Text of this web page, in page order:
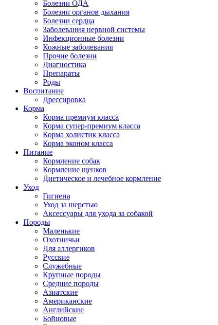
Болезни ОДА
Болезни органов дыхания
Болезни сердца
Заболевания нервной системы
Инфекционные болезни
Кожные заболевания
Прочие болезни
Диагностика
Препараты
Роды
Воспитание
Дрессировка
Корма
Корма премиум класса
Корма супер-премиум класса
Корма холистик класса
Корма эконом класса
Питание
Кормление собак
Кормление щенков
Диетическое и лечебное кормление
Уход
Гигиена
Уход за шерстью
Аксессуары для ухода за собакой
Породы
Маленькие
Охотничьи
Для аллергиков
Русские
Служебные
Крупные породы
Средние породы
Азиатские
Американские
Английские
Бойцовые